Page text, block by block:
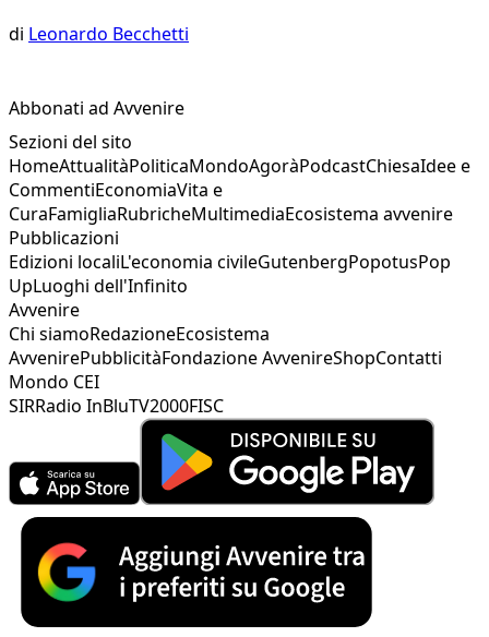
di Leonardo Becchetti
Abbonati ad Avvenire
Sezioni del sito
HomeAttualitàPoliticaMondoAgoràPodcastChiesaIdee e
CommentiEconomiaVita e
CuraFamigliaRubricheMultimediaEcosistema avvenire
Pubblicazioni
Edizioni localiL'economia civileGutenbergPopotusPop
UpLuoghi dell'Infinito
Avvenire
Chi siamoRedazioneEcosistema
AvvenirePubblicitàFondazione AvvenireShopContatti
Mondo CEI
SIRRadio InBluTV2000FISC